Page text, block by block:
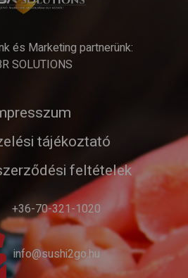
és Marketing partnerünk:
SOLUTIONS
tájékoztató
feltételek
+36-70-321-1020
info@sushi2go.hu